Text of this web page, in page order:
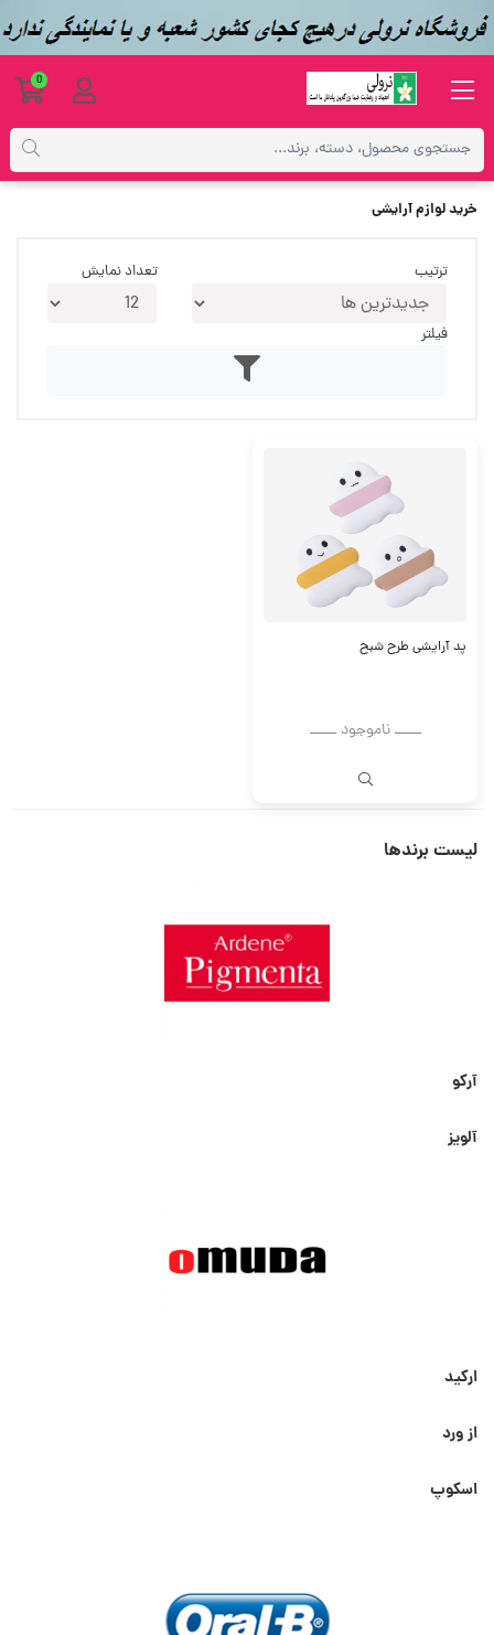
خرید لوازم آرایشی
ترتیب تعداد نمایش
فیلتر
پد آرایشی طرح شبح
ــــــ ناموجود ــــــ
لیست برندها
آرکو
آلویز
ارکید
از ورد
اسکوپ
0